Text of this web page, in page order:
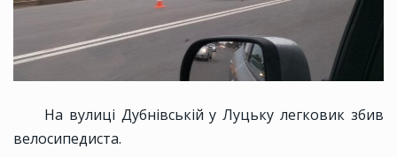
На вулиці Дубнівській у Луцьку легковик збив
велосипедиста.